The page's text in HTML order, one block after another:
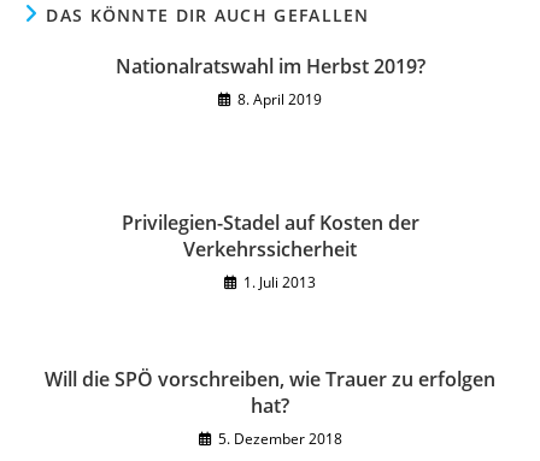
DAS KÖNNTE DIR AUCH GEFALLEN
Nationalratswahl im Herbst 2019?
8. April 2019
Privilegien-Stadel auf Kosten der
Verkehrssicherheit
1. Juli 2013
Will die SPÖ vorschreiben, wie Trauer zu erfolgen
hat?
5. Dezember 2018